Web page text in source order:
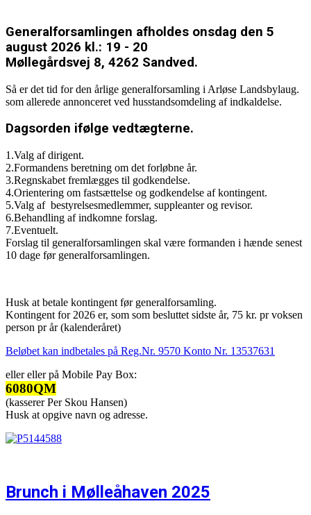
Generalforsamlingen afholdes onsdag den 5
august 2026 kl.: 19 - 20
Møllegårdsvej 8, 4262 Sandved.
Så er det tid for den årlige generalforsamling i Arløse Landsbylaug.
som allerede annonceret ved husstandsomdeling af indkaldelse.
Dagsorden ifølge vedtægterne.
1.Valg af dirigent.
2.Formandens beretning om det forløbne år.
3.Regnskabet fremlægges til godkendelse.
4.Orientering om fastsættelse og godkendelse af kontingent.
5.Valg af bestyrelsesmedlemmer, suppleanter og revisor.
6.Behandling af indkomne forslag.
7.Eventuelt.
Forslag til generalforsamlingen skal være formanden i hænde senest
10 dage før generalforsamlingen.
Husk at betale kontingent før generalforsamling.
Kontingent for 2026 er, som som besluttet sidste år, 75 kr. pr voksen
person pr år (kalenderåret)
Beløbet kan indbetales på Reg.Nr. 9570 Konto Nr. 13537631
eller eller på Mobile Pay Box:
6080QM
(kasserer Per Skou Hansen)
Husk at opgive navn og adresse.
Brunch i Mølleåhaven 2025